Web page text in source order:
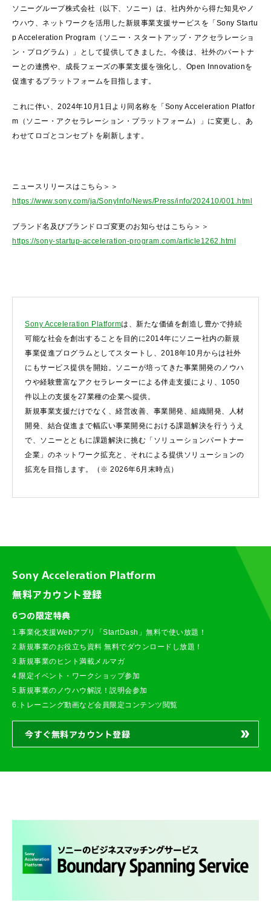
ソニーグループ株式会社（以下、ソニー）は、社内外から得た知見やノ
ウハウ、ネットワークを活用した新規事業支援サービスを「Sony Startu
p Acceleration Program（ソニー・スタートアップ・アクセラレーショ
ン・プログラム）」として提供してきました。今後は、社外のパートナ
ーとの連携や、成長フェーズの事業支援を強化し、Open Innovationを
促進するプラットフォームを目指します。
これに伴い、2024年10月1日より同名称を「Sony Acceleration Platfor
m（ソニー・アクセラレーション・プラットフォーム）」に変更し、あ
わせてロゴとコンセプトを刷新します。
ニュースリリースはこちら＞＞
https://www.sony.com/ja/SonyInfo/News/Press/info/202410/001.html
ブランド名及びブランドロゴ変更のお知らせはこちら＞＞
https://sony-startup-acceleration-program.com/article1262.html
Sony Acceleration Platformは、新たな価値を創造し豊かで持続
可能な社会を創出することを目的に2014年にソニー社内の新規
事業促進プログラムとしてスタートし、2018年10月からは社外
にもサービス提供を開始。ソニーが培ってきた事業開発のノウハ
ウや経験豊富なアクセラレーターによる伴走支援により、1050
件以上の支援を27業種の企業へ提供。
新規事業支援だけでなく、経営改善、事業開発、組織開発、人材
開発、結合促進まで幅広い事業開発における課題解決を行ううえ
で、ソニーとともに課題解決に挑む「ソリューションパートナー
企業」のネットワーク拡充と、それによる提供ソリューションの
拡充を目指します。（※ 2026年6月末時点）
Sony Acceleration Platform
無料アカウント登録
6つの限定特典
1.事業化支援Webアプリ「StartDash」無料で使い放題！
2.新規事業のお役立ち資料 無料でダウンロードし放題！
3.新規事業のヒント満載メルマガ
4.限定イベント・ワークショップ参加
5.新規事業のノウハウ解説！説明会参加
6.トレーニング動画など会員限定コンテンツ閲覧
今すぐ無料アカウント登録